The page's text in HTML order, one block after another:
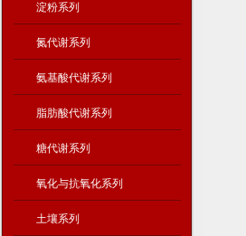
淀粉系列
氮代谢系列
氨基酸代谢系列
脂肪酸代谢系列
糖代谢系列
氧化与抗氧化系列
土壤系列